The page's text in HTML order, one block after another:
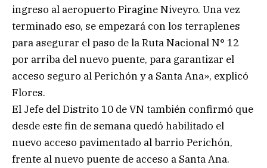
ingreso al aeropuerto Piragine Niveyro. Una vez
terminado eso, se empezará con los terraplenes
para asegurar el paso de la Ruta Nacional N° 12
por arriba del nuevo puente, para garantizar el
acceso seguro al Perichón y a Santa Ana», explicó
Flores.
El Jefe del Distrito 10 de VN también confirmó que
desde este fin de semana quedó habilitado el
nuevo acceso pavimentado al barrio Perichón,
frente al nuevo puente de acceso a Santa Ana.